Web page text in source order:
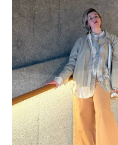
Ценность